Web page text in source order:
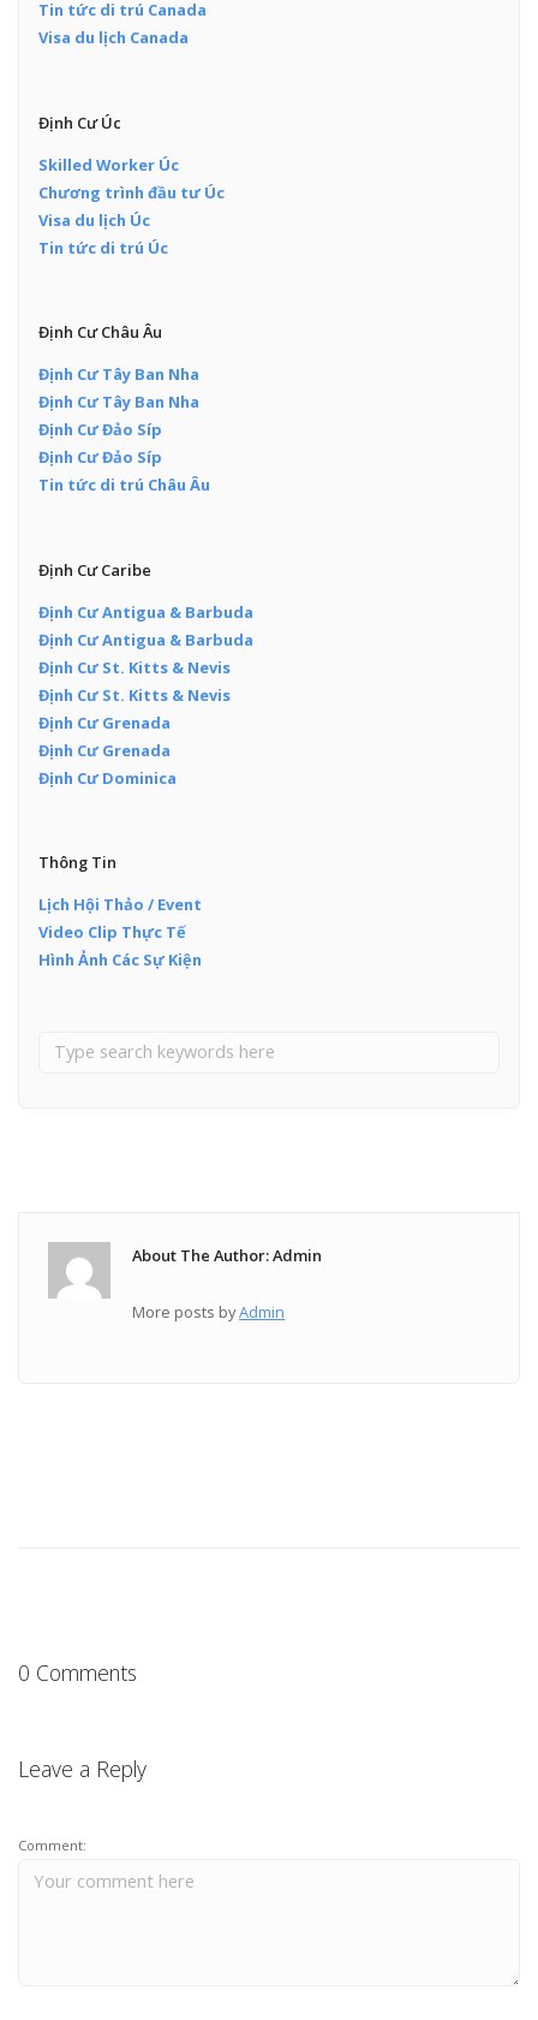
Tin tức di trú Canada
Visa du lịch Canada
Định Cư Úc
Skilled Worker Úc
Chương trình đầu tư Úc
Visa du lịch Úc
Tin tức di trú Úc
Định Cư Châu Âu
Định Cư Tây Ban Nha
Định Cư Tây Ban Nha
Định Cư Đảo Síp
Định Cư Đảo Síp
Tin tức di trú Châu Âu
Định Cư Caribe
Định Cư Antigua & Barbuda
Định Cư Antigua & Barbuda
Định Cư St. Kitts & Nevis
Định Cư St. Kitts & Nevis
Định Cư Grenada
Định Cư Grenada
Định Cư Dominica
Thông Tin
Lịch Hội Thảo / Event
Video Clip Thực Tế
Hình Ảnh Các Sự Kiện
About The Author: Admin
More posts byAdmin
0 Comments
Leave a Reply
Comment: